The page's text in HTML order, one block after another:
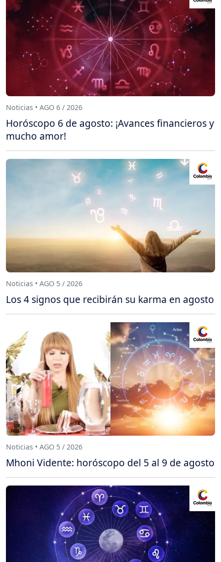
Noticias • AGO 6 / 2026
Horóscopo 6 de agosto: ¡Avances financieros y
mucho amor!
Noticias • AGO 5 / 2026
Los 4 signos que recibirán su karma en agosto
Noticias • AGO 5 / 2026
Mhoni Vidente: horóscopo del 5 al 9 de agosto